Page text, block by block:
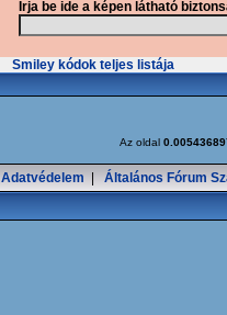
Írja be ide a képen látható
Smiley kódok teljes listája
Az oldal
Adatvédelem Általános Fórum